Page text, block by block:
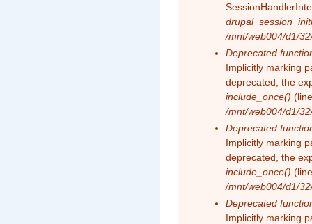
/mnt/web004/d1/
Deprecated
Implicitly marking
deprecated, the
include_once()
/mnt/web004/d1/
Deprecated
Implicitly marking
deprecated, the
include_once()
/mnt/web004/d1/
Deprecated
Implicitly marking